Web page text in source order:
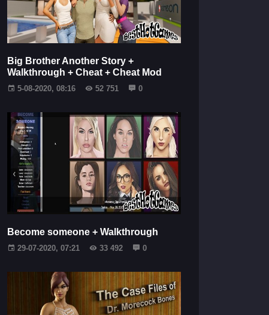
Big Brother Another Story +
Walkthrough + Cheat + Cheat Mod
5-08-2020, 08:16 52 751 0
Become someone + Walkthrough
29-07-2020, 07:21 33 492 0